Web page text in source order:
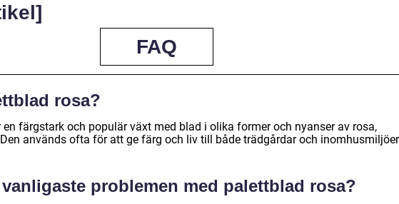
FAQ
rosa?
färgstark och populär växt med blad i olika former och nyanser av rosa,
används ofta för att ge färg och liv till både trädgårdar och
problemen med palettblad rosa?